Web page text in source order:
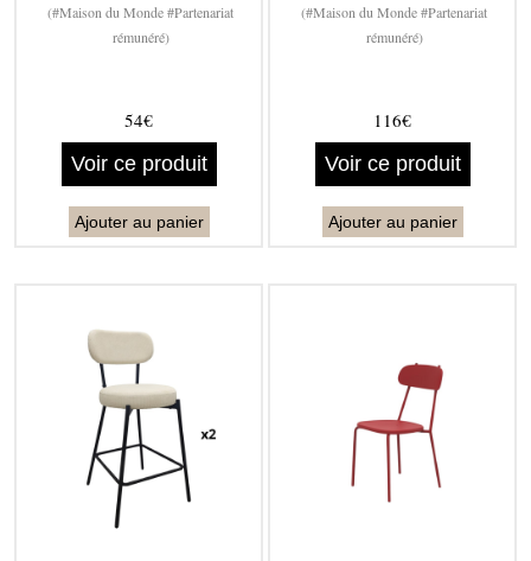
(#Maison du Monde #Partenariat
rémunéré)
54€
Voir ce produit
Ajouter au panier
(#Maison du Monde #Partenariat
rémunéré)
116€
Voir ce produit
Ajouter au panier